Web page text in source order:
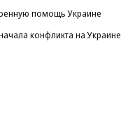
помощь Украине
конфликта на Украине